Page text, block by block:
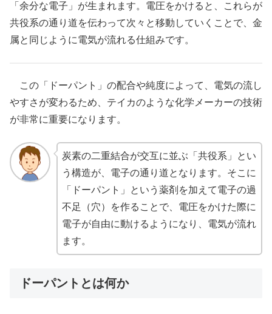
「余分な電子」が生まれます。電圧をかけると、これらが
共役系の通り道を伝わって次々と移動していくことで、金
属と同じように電気が流れる仕組みです。
この「ドーパント」の配合や純度によって、電気の流し
やすさが変わるため、テイカのような化学メーカーの技術
が非常に重要になります。
炭素の二重結合が交互に並ぶ「共役系」とい
う構造が、電子の通り道となります。そこに
「ドーパント」という薬剤を加えて電子の過
不足（穴）を作ることで、電圧をかけた際に
電子が自由に動けるようになり、電気が流れ
ます。
ドーパントとは何か